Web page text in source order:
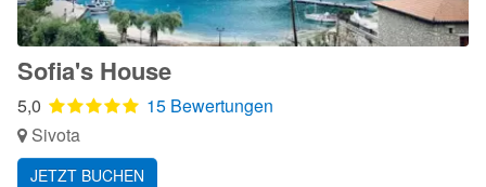
Sofia's House
5,0
15 Bewertungen
Sivota
JETZT BUCHEN